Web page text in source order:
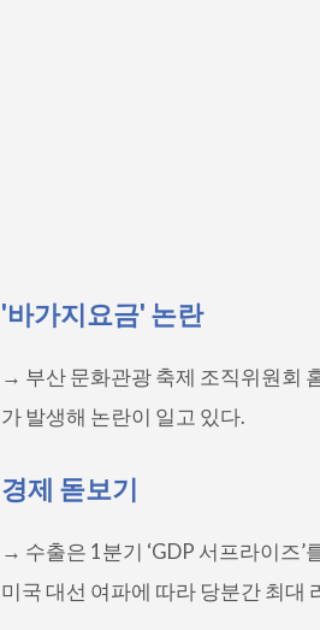
'바가지요금' 논란
→ 부산 문화관광 축제 조직위원회
가 발생해 논란이 일고 있다.
경제 돋보기
→ 수출은 1분기 ‘GDP 서프라이즈
미국 대선 여파에 따라 당분간 최대